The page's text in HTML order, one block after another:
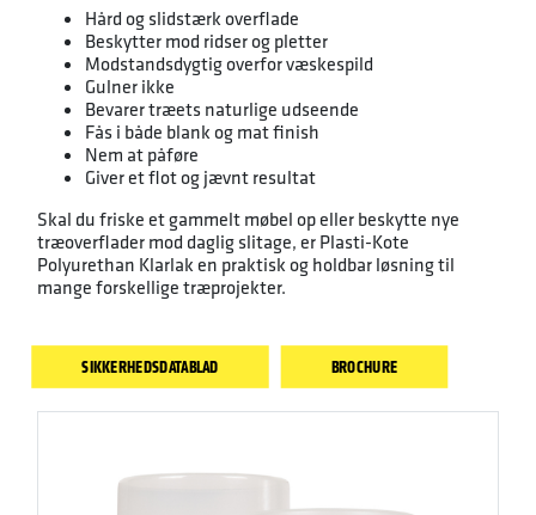
Hård og slidstærk overflade
Beskytter mod ridser og pletter
Modstandsdygtig overfor væskespild
Gulner ikke
Bevarer træets naturlige udseende
Fås i både blank og mat finish
Nem at påføre
Giver et flot og jævnt resultat
Skal du friske et gammelt møbel op eller beskytte nye
træoverflader mod daglig slitage, er Plasti-Kote
Polyurethan Klarlak en praktisk og holdbar løsning til
mange forskellige træprojekter.
SIKKERHEDSDATABLAD BROCHURE